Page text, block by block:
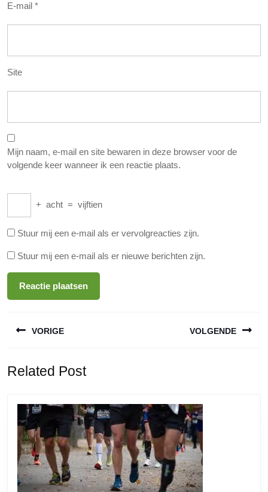
E-mail *
Site
Mijn naam, e-mail en site bewaren in deze browser voor de
volgende keer wanneer ik een reactie plaats.
+ acht = vijftien
Stuur mij een e-mail als er vervolgreacties zijn.
Stuur mij een e-mail als er nieuwe berichten zijn.
VORIGE
bericht:
VOLGENDE
Related Post